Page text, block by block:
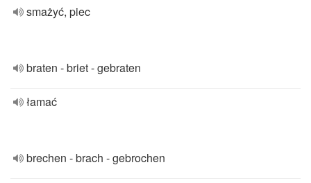
smażyć, piec
braten - briet - gebraten
łamać
brechen - brach - gebrochen